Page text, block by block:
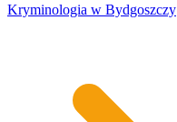
Kryminologia w Bydgoszczy